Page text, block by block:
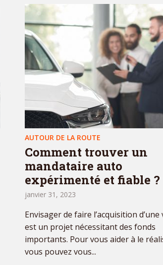
AUTOUR DE LA ROUTE
Comment trouver un
mandataire auto
expérimenté et fiable ?
janvier 31, 2023
Envisager de faire l’acquisition
est un projet nécessitant des fonds
importants. Pour vous aider à le
vous pouvez vous...